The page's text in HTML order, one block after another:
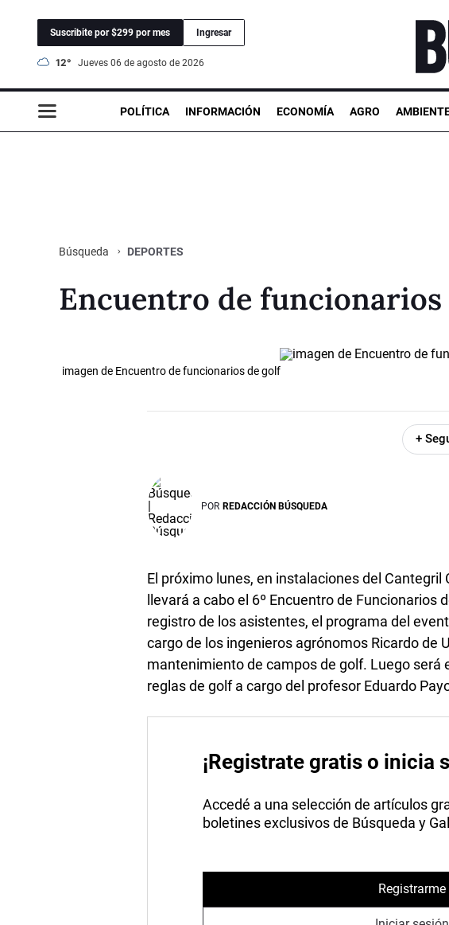
Suscribite por $299 por mes Ingresar
12° jueves 06 de agosto de 2026
POLÍTICA INFORMACIÓN ECONOMÍA AGRO
Búsqueda DEPORTES
Encuentro de funcionarios
imagen de Encuentro de funcionarios de golf
+
POR REDACCIÓN BÚSQUEDA
El próximo lunes, en instalaciones del Cantegril
llevará a cabo el 6º Encuentro de Funcionarios
registro de los asistentes, el programa del
cargo de los ingenieros agrónomos Ricardo de
mantenimiento de campos de golf. Luego será
reglas de golf a cargo del profesor Eduardo
¡Registrate gratis o inicia
Accedé a una selección de artículos
boletines exclusivos de Búsqueda y
Registrarme